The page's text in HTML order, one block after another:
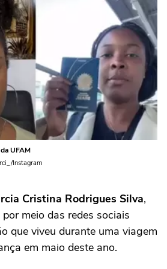
UFAM
Instagram
Cristina Rodrigues Silva,
meio das redes sociais
que viveu durante uma viagem
em maio deste ano.